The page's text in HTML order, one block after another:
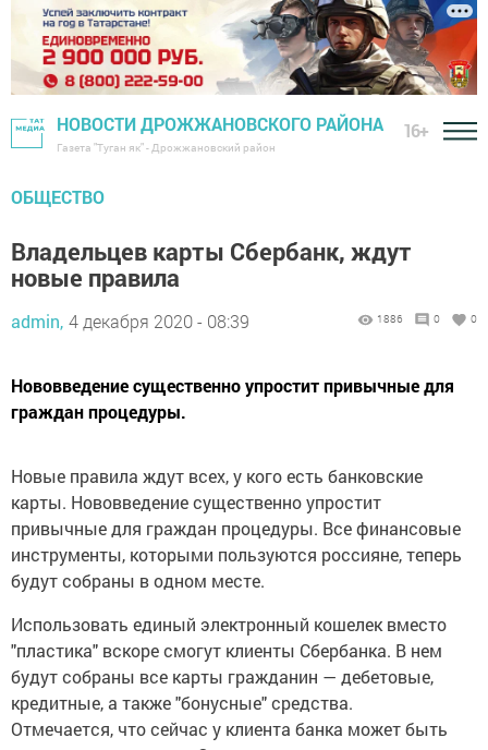
НОВОСТИ ДРОЖЖАНОВСКОГО РАЙОНА
Газета "Туган як" - Дрожжановский район
16+
ОБЩЕСТВО
Владельцев карты Сбербанк, ждут
новые правила
admin, 4 декабря 2020 - 08:39 1886 0 0
Нововведение существенно упростит привычные для
граждан процедуры.
Новые правила ждут всех, у кого есть банковские
карты. Нововведение существенно упростит
привычные для граждан процедуры. Все финансовые
инструменты, которыми пользуются россияне, теперь
будут собраны в одном месте.
Использовать единый электронный кошелек вместо
"пластика" вскоре смогут клиенты Сбербанка. В нем
будут собраны все карты гражданин — дебетовые,
кредитные, а также "бонусные" средства.
Отмечается, что сейчас у клиента банка может быть